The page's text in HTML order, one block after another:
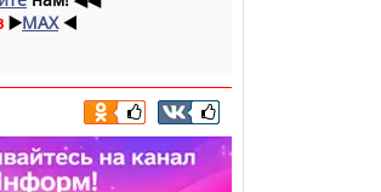
▶️MAX ◀️